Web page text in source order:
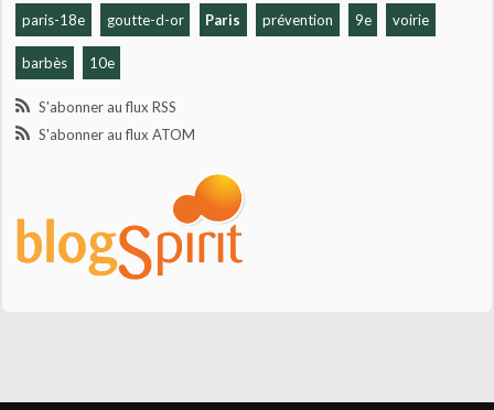
paris-18e goutte-d-or Paris prévention 9e voirie
barbès 10e
S'abonner au flux RSS
S'abonner au flux ATOM